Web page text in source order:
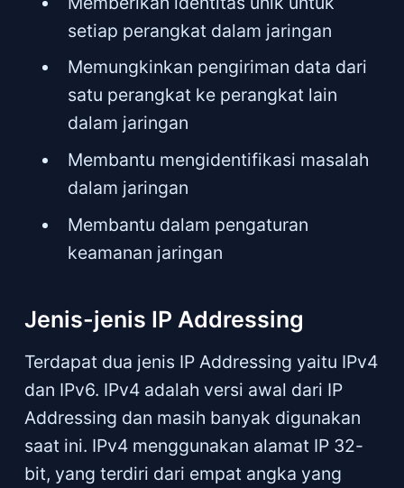
setiap perangkat dalam jaringan
Memungkinkan pengiriman data dari
satu perangkat ke perangkat lain
dalam jaringan
Membantu mengidentifikasi masalah
dalam jaringan
Membantu dalam pengaturan
keamanan jaringan
Jenis-jenis IP Addressing
Terdapat dua jenis IP Addressing yaitu IPv4
dan IPv6. IPv4 adalah versi awal dari IP
Addressing dan masih banyak digunakan
saat ini. IPv4 menggunakan alamat IP 32-
bit, yang terdiri dari empat angka yang